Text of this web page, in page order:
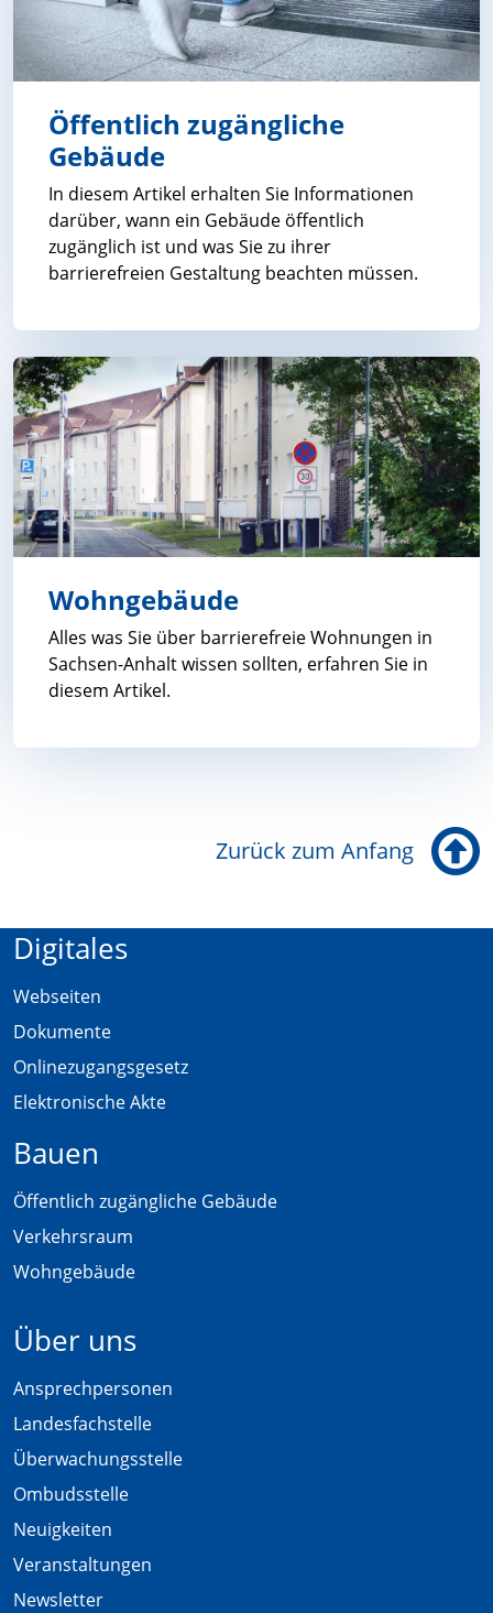
Öffentlich zugängliche
Gebäude
In diesem Artikel erhalten Sie Informationen
darüber, wann ein Gebäude öffentlich
zugänglich ist und was Sie zu ihrer
barrierefreien Gestaltung beachten müssen.
Wohngebäude
Alles was Sie über barrierefreie Wohnungen in
Sachsen-Anhalt wissen sollten, erfahren Sie in
diesem Artikel.
Zurück zum Anfang
Digitales
Webseiten
Dokumente
Onlinezugangsgesetz
Elektronische Akte
Bauen
Öffentlich zugängliche Gebäude
Verkehrsraum
Wohngebäude
Über uns
Ansprechpersonen
Landesfachstelle
Überwachungsstelle
Ombudsstelle
Neuigkeiten
Veranstaltungen
Newsletter